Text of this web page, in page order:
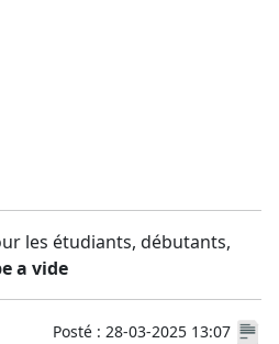
les étudiants, débutants,
a vide
Posté : 28-03-2025 13:07